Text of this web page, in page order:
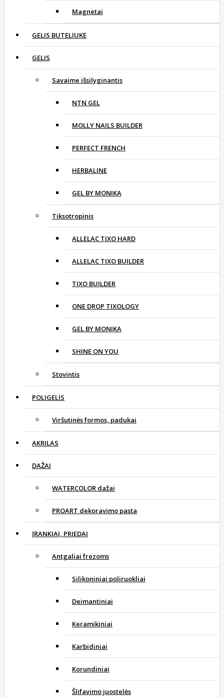
Magnetai
GELIS BUTELIUKE
GELIS
Savaime išsilyginantis
NTN GEL
MOLLY NAILS BUILDER
PERFECT FRENCH
HERBALINE
GEL BY MONIKA
Tiksotropinis
ALLELAC TIXO HARD
ALLELAC TIXO BUILDER
TIXO BUILDER
ONE DROP TIXOLOGY
GEL BY MONIKA
SHINE ON YOU
Stovintis
POLIGELIS
Viršutinės formos, padukai
AKRILAS
DAŽAI
WATERCOLOR dažai
PROART dekoravimo pasta
ĮRANKIAI, PRIEDAI
Antgaliai frezoms
Silikoniniai poliruokliai
Deimantiniai
Keramikiniai
Karbidiniai
Korundiniai
Šlifavimo juostelės